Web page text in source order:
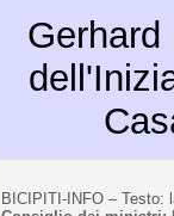
Gerhard
BICIPITI-INFO – Testo: